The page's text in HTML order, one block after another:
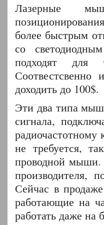
Лазерные
более быстрым
со
подходят для
доходить до 100$.
Эти два типа
сигнала,
не требуется,
проводной мыши.
производителя,
Сейчас в
работающие на
работать даже на